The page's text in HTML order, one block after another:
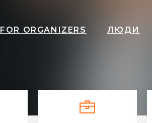
FOR ORGANIZERS ЛЮДИ